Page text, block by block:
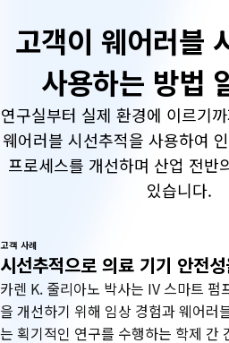
고객이 웨어러블
사용하는 방법
연구실부터 실제 환경에 이르기
웨어러블 시선추적을 사용하여
프로세스를 개선하며 산업 전반
있습니다.
고객 사례
시선추적으로 의료 기기 안전
카렌 K. 줄리아노 박사는 IV 스마트 펌
을 개선하기 위해 임상 경험과 웨어러
는 획기적인 연구를 수행하는 학제 간